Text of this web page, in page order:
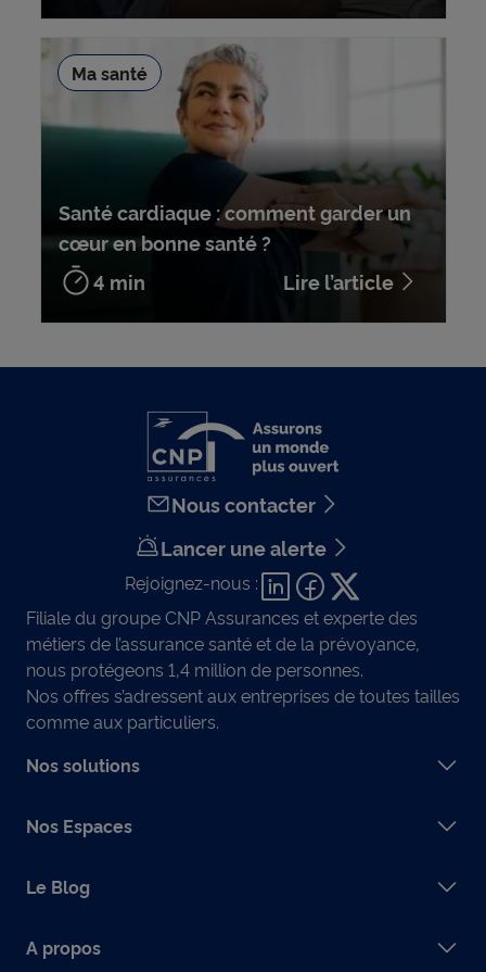
Santé cardiaque : comment garder un
cœur en bonne santé ?
4 min
Lire l’article
Ma santé
Nous contacter
Lancer une alerte
Rejoignez-nous :
Filiale du groupe CNP Assurances et experte des
métiers de l’assurance santé et de la prévoyance,
nous protégeons 1,4 million de personnes.
Nos offres s’adressent aux entreprises de toutes tailles
comme aux particuliers.
Nos solutions
Nos Espaces
Le Blog
A propos